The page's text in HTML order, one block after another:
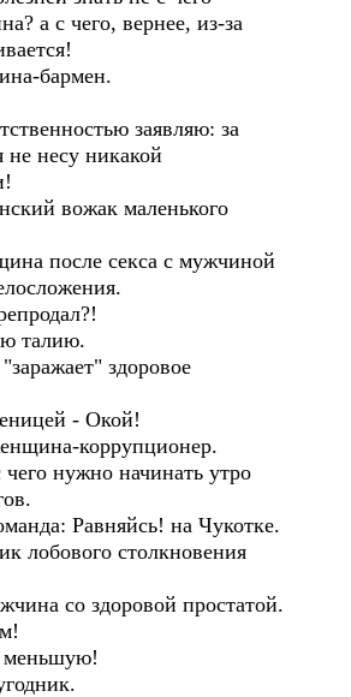
а с чего, вернее, из-за
бармен.
заявляю: за
не несу никакой
вожак маленького
после секса с мужчиной
талию.
здоровое
- Окой!
коррупционер.
нужно начинать утро
Равняйсь! на Чукотке.
лобового столкновения
со здоровой простатой.
меньшую!